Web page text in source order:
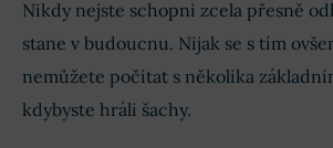
Nikdy nejste schopni zcela přesně
stane v budoucnu. Nijak se s tím
nemůžete počítat s několika
kdybyste hráli šachy.